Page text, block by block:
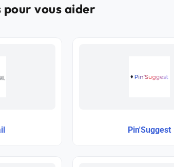
pour vous aider
Pin'Suggest